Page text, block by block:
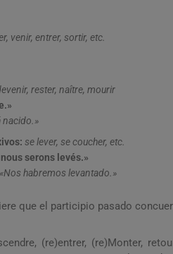
venir, entrer, sortir, etc.
rester, naître, mourir
nacido.»
se lever, se coucher, etc.
serons levés.»
«Nos habremos levantado.»
que el participio pasado
(re)entrer, (re)Monter,